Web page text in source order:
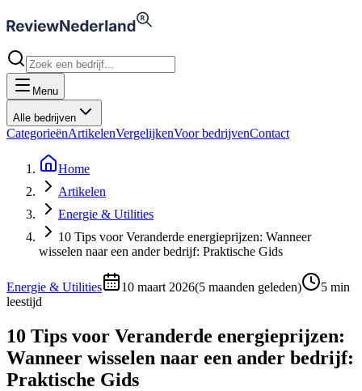
Menu
Alle bedrijven
CategorieënArtikelenVergelijkenVoor bedrijvenContact
Home
Artikelen
Energie & Utilities
10 Tips voor Veranderde energieprijzen: Wanneer
wisselen naar een ander bedrijf: Praktische Gids
Energie & Utilities 10 maart 2026(5 maanden geleden) 5 min
leestijd
10 Tips voor Veranderde energieprijzen:
Wanneer wisselen naar een ander bedrijf:
Praktische Gids